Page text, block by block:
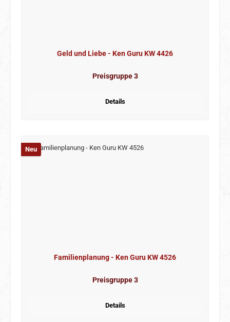
Geld und Liebe - Ken Guru KW 4426
Preisgruppe 3
Details
Neu
Familienplanung - Ken Guru KW 4526
Preisgruppe 3
Details